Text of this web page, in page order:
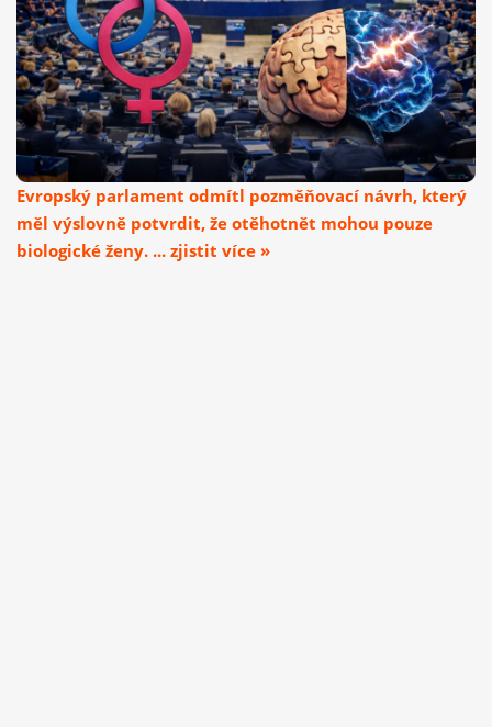
Evropský parlament odmítl pozměňovací návrh, který
měl výslovně potvrdit, že otěhotnět mohou pouze
biologické ženy. ... zjistit více »